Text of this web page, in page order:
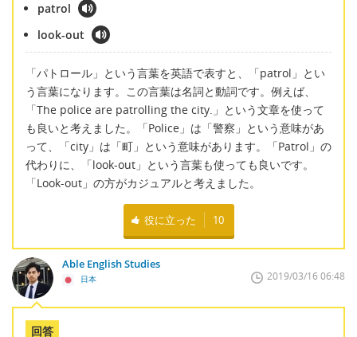
patrol
look-out
「パトロール」という言葉を英語で表すと、「patrol」とい
う言葉になります。この言葉は名詞と動詞です。例えば、
「The police are patrolling the city.」という文章を使って
も良いと考えました。「Police」は「警察」という意味があ
って、「city」は「町」という意味があります。「Patrol」の
代わりに、「look-out」という言葉も使っても良いです。
「Look-out」の方がカジュアルと考えました。
役に立った 10
Able English Studies
日本 2019/03/16 06:48
回答